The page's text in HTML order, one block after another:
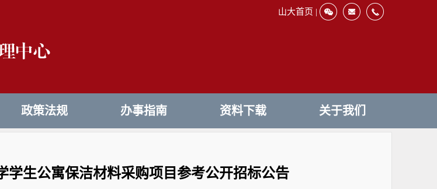
山大首页 |
政策法规 办事指南 资料下载 关于我们
学生公寓保洁材料采购项目参考公开招标公告